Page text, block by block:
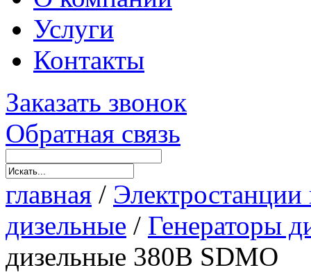
Услуги
Контакты
Заказать звонок
Обратная связь
главная / Электростанции
дизельные / Генераторы
дизельные 380В SDMO